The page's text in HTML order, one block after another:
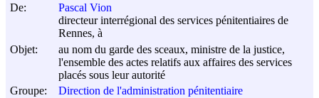
De:
Pascal Vion
directeur interrégional des services pénitentiaires de
Rennes, à
Objet:
au nom du garde des sceaux, ministre de la justice,
l'ensemble des actes relatifs aux affaires des services
placés sous leur autorité
Groupe:
Direction de l'administration pénitentiaire